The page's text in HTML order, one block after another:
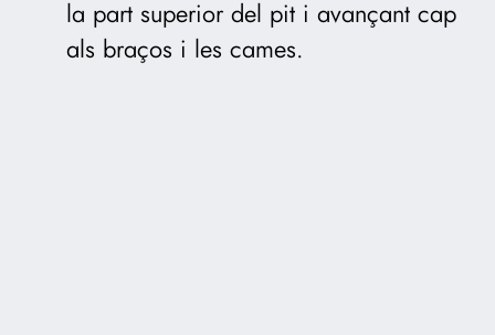
la part superior del pit i avançant cap
als braços i les cames.